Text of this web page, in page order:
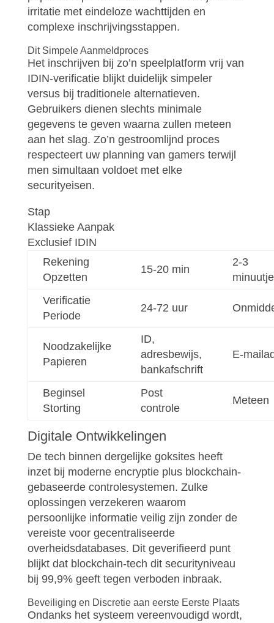
irritatie met eindeloze wachttijden en
complexe inschrijvingsstappen.
Dit Simpele Aanmeldproces
Het inschrijven bij zo’n speelplatform vrij van
IDIN-verificatie blijkt duidelijk simpeler
versus bij traditionele alternatieven.
Gebruikers dienen slechts minimale
gegevens te geven waarna zullen meteen
aan het slag. Zo’n gestroomlijnd proces
respecteert uw planning van gamers terwijl
men simultaan voldoet met elke
securityeisen.
Stap
Klassieke Aanpak
Exclusief IDIN
Rekening
Opzetten
15-20 min
2-3
Verificatie
Periode
24-72 uur
Noodzakelijke
Papieren
ID,
adresbewijs,
bankafschrift
E-
Beginsel
Storting
Post
controle
Meteen
Digitale Ontwikkelingen
De tech binnen dergelijke goksites heeft
inzet bij moderne encryptie plus blockchain-
gebaseerde controlesystemen. Zulke
oplossingen verzekeren waarom
persoonlijke informatie veilig zijn zonder de
vereiste voor gecentraliseerde
overheidsdatabases. Dit geverifieerd punt
blijkt dat blockchain-tech dit securityniveau
bij 99,9% geeft tegen verboden inbraak.
Beveiliging en Discretie aan eerste Eerste Plaats
Ondanks het systeem vereenvoudigd wordt,